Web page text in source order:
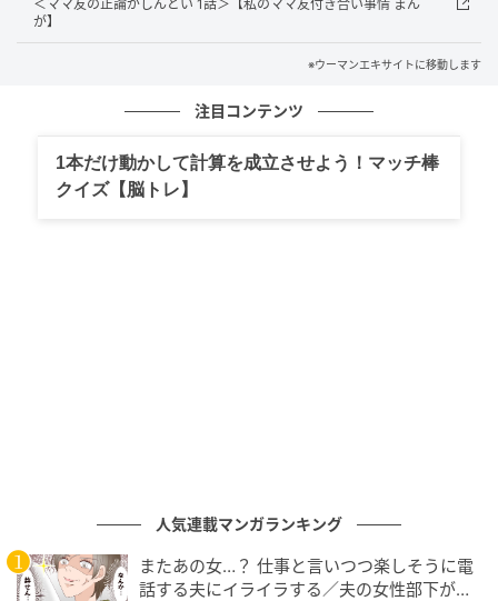
＜ママ友の正論がしんどい 1話＞【私のママ友付き合い事情 まん
が】
※ウーマンエキサイトに移動します
注目コンテンツ
1本だけ動かして計算を成立させよう！マッチ棒
クイズ【脳トレ】
人気連載マンガランキング
またあの女…？ 仕事と言いつつ楽しそうに電
話する夫にイライラする／夫の女性部下が気